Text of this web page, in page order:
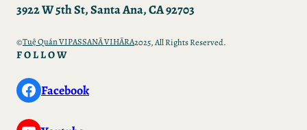
3922 W 5th St, Santa Ana, CA 92703
©Tuệ Quán VIPASSANĀ VIHĀRA2025, All Rights Reserved.
FOLLOW
Facebook Facebook